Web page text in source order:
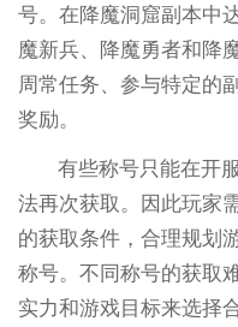
号。在降魔洞窟副本中
魔新兵、降魔勇者和降
周常任务、参与特定的
奖励。
有些称号只能在开
法再次获取。因此玩家
的获取条件，合理规划
称号。不同称号的获取
实力和游戏目标来选择